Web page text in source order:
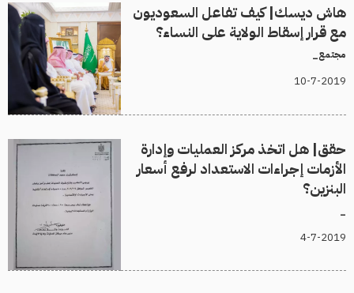
هاش ديسك| كيف تفاعل السعوديون
مع قرار إسقاط الولاية على النساء؟
مجتمع_
10-7-2019
حقق| هل اتخذ مركز العمليات وإدارة
الأزمات إجراءات الاستعداد لرفع أسعار
البنزين؟
_
4-7-2019